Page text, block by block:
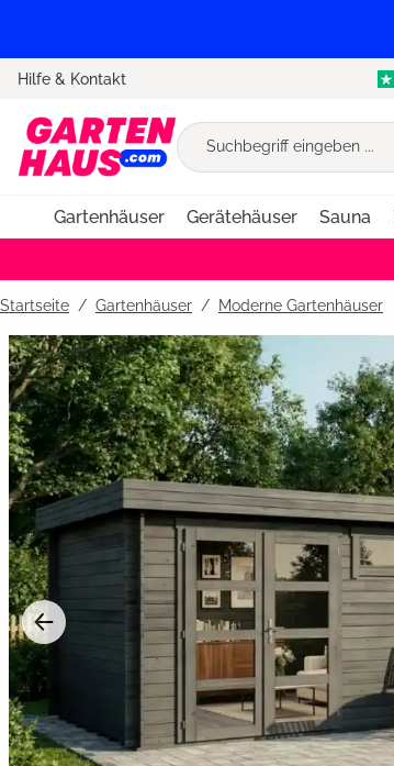
Hilfe & Kontakt
Gartenhäuser Gerätehäuser Sauna
Startseite Gartenhäuser / Moderne Gartenhäuser
Bildergalerie überspringen